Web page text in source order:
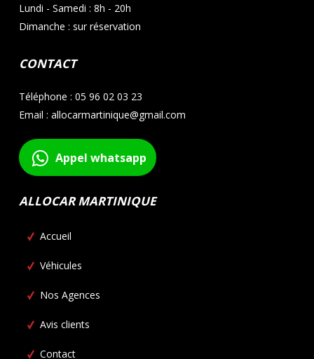
Lundi - Samedi : 8h - 20h
Dimanche : sur réservation
CONTACT
Téléphone : 05 96 02 03 23
Email : allocarmartinique@gmail.com
Appel whatsapp
ALLOCAR MARTINIQUE
Accueil
Véhicules
Nos Agences
Avis clients
Contact